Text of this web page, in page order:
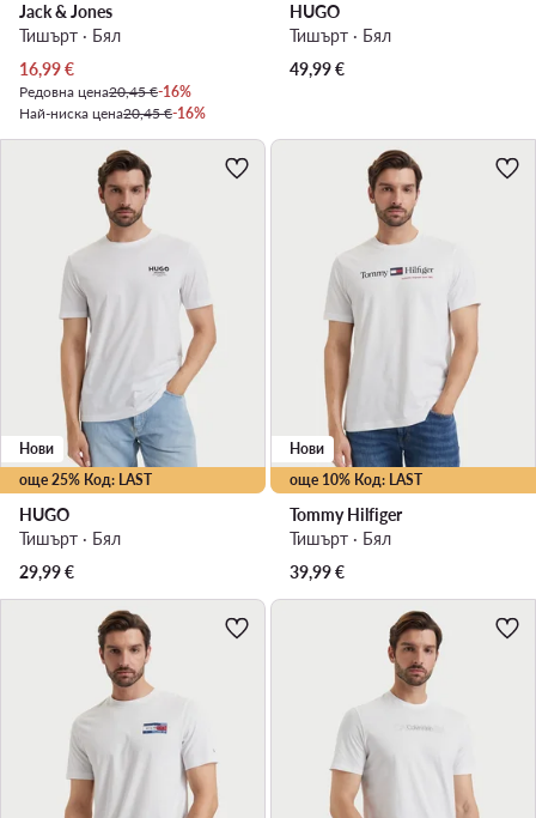
Jack & Jones
Тишърт · Бял
Актуална цена
16,99€
Редовна цена20,45 €-16%
Най-ниска цена20,45 €-16%
HUGO
Тишърт · Бял
49,99€
още 25% Код: LAST
Нови
HUGO
Тишърт · Бял
29,99€
още 10% Код: LAST
Нови
Tommy Hilfiger
Тишърт · Бял
39,99€